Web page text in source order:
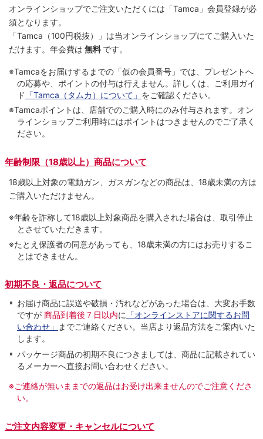
オンラインショップでご注⽂いただくには「Tamca」会員登録が必
須となります。
「Tamca （100円税抜）
」は当オンラインショップにてご購⼊いた
だけます。 年会費は 無料 です。
※Tamcaをお届けするまでの「仮の会員番号」では、プレゼントへ
の応募や、ポイントの付与は⾏えません。詳しくは、ご利⽤ガイ
ド 「Tamca（タムカ）について」 をご確認ください。
※Tamcaポイントは、店舗でのご購⼊時にのみ付与されます。オン
ラインショップご利用時にはポイントはつきませんのでご了承く
ださい。
年齢制限（18歳以上）商品について
18歳以上対象の電動ガン、ガスガンなどの商品は、18歳未満の方は
ご購入いただけません。
※年齢を詐称して18歳以上対象商品を購入された場合は、取引停止
とさせていただきます。
※たとえ保護者の同意があっても、18歳未満の方にはお売りするこ
とはできません。
初期不良・返品について
お届け商品に誤送や破損・汚れなどがあった場合は、大変お手数
ですが 商品到着後７日以内に 「オンラインストアに関するお問
い合わせ」
までご連絡ください。当店より返品方法をご案内いた
します。
パッケージ商品の初期不良につきましては、商品に記載されてい
るメーカーへ直接お問い合わせください。
※ご連絡が無いままでの返品はお受け出来ませんのでご注意くださ
い。
ご注文内容変更・キャンセルについて